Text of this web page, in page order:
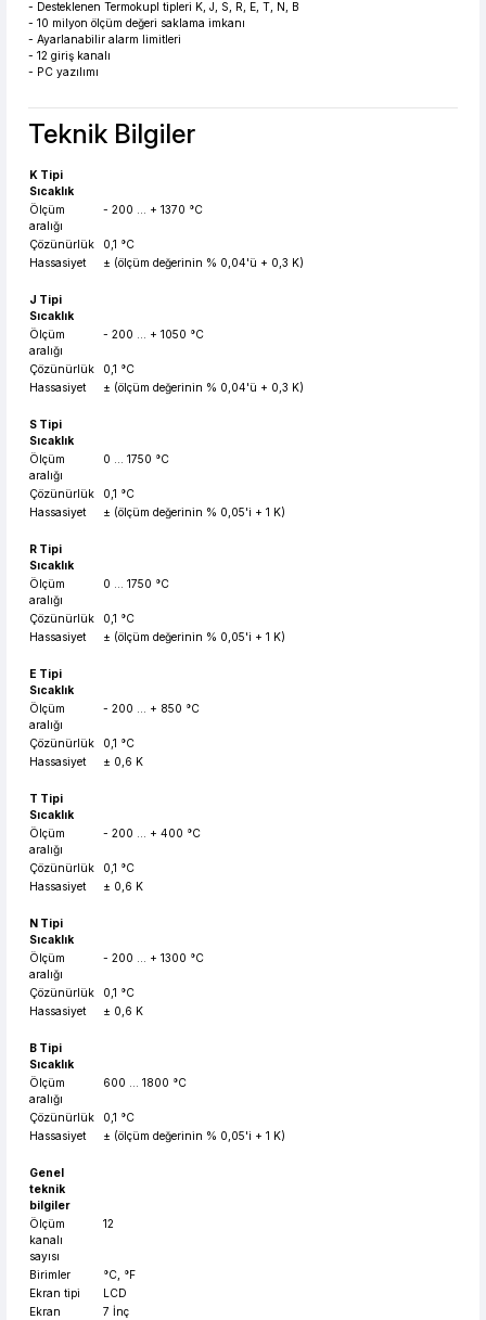
- Desteklenen Termokupl tipleri K, J, S, R, E, T, N, B
- 10 milyon ölçüm değeri saklama imkanı
- Ayarlanabilir alarm limitleri
- 12 giriş kanalı
- PC yazılımı
Teknik Bilgiler
K Tipi
Sıcaklık
Ölçüm
aralığı
- 200 ... + 1370 °C
Çözünürlük
0,1 °C
Hassasiyet
± (ölçüm değerinin % 0,04'ü + 0,3 K)
J Tipi
Sıcaklık
Ölçüm
aralığı
- 200 ... + 1050 °C
Çözünürlük
0,1 °C
Hassasiyet
± (ölçüm değerinin % 0,04'ü + 0,3 K)
S Tipi
Sıcaklık
Ölçüm
aralığı
0 ... 1750 °C
Çözünürlük
0,1 °C
Hassasiyet
± (ölçüm değerinin % 0,05'i + 1 K)
R Tipi
Sıcaklık
Ölçüm
aralığı
0 ... 1750 °C
Çözünürlük
0,1 °C
Hassasiyet
± (ölçüm değerinin % 0,05'i + 1 K)
E Tipi
Sıcaklık
Ölçüm
aralığı
- 200 ... + 850 °C
Çözünürlük
0,1 °C
Hassasiyet
± 0,6 K
T Tipi
Sıcaklık
Ölçüm
aralığı
- 200 ... + 400 °C
Çözünürlük
0,1 °C
Hassasiyet
± 0,6 K
N Tipi
Sıcaklık
Ölçüm
aralığı
- 200 ... + 1300 °C
Çözünürlük
0,1 °C
Hassasiyet
± 0,6 K
B Tipi
Sıcaklık
Ölçüm
aralığı
600 ... 1800 °C
Çözünürlük
0,1 °C
Hassasiyet
± (ölçüm değerinin % 0,05'i + 1 K)
Genel
teknik
bilgiler
Ölçüm
kanalı
sayısı
12
Birimler
°C, °F
Ekran tipi
LCD
Ekran
7 İnç